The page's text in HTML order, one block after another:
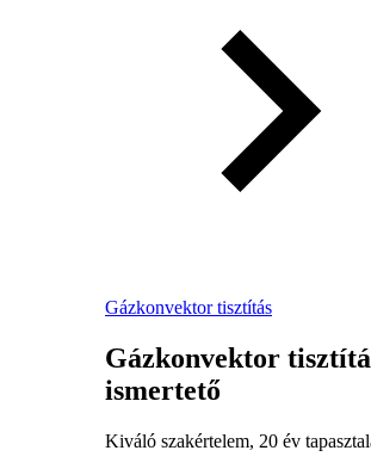
Gázkonvektor tisztítás
Gázkonvektor
ismertető
Kiváló szakértelem, 20 év